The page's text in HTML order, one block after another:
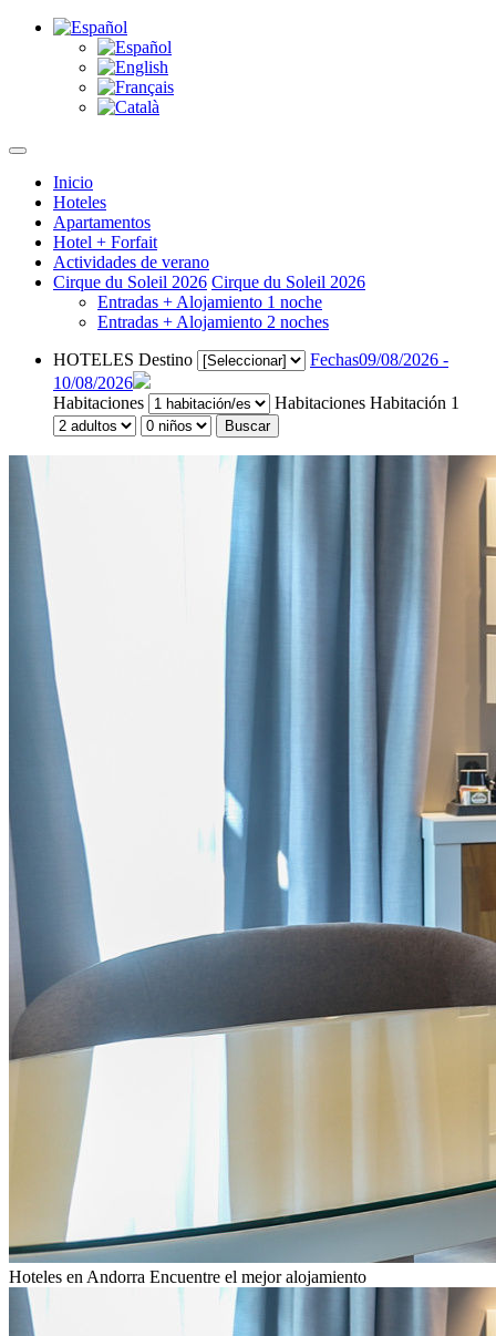
Inicio
Hoteles
Apartamentos
Hotel + Forfait
Actividades de verano
Cirque du Soleil 2026 Cirque du Soleil 2026
Entradas + Alojamiento 1 noche
Entradas + Alojamiento 2 noches
HOTELES Destino Fechas09/08/2026 -
10/08/2026
Habitaciones
Habitaciones Habitación 1
Buscar
Hoteles en Andorra Encuentre el mejor alojamiento